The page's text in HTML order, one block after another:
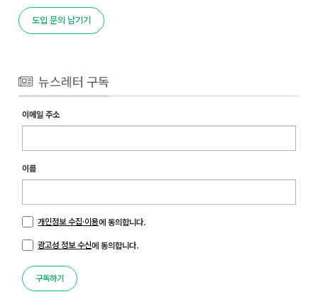
도입 문의 남기기
뉴스레터 구독
이메일 주소
이름
개인정보 수집·이용에 동의합니다.
광고성 정보 수신에 동의합니다.
구독하기